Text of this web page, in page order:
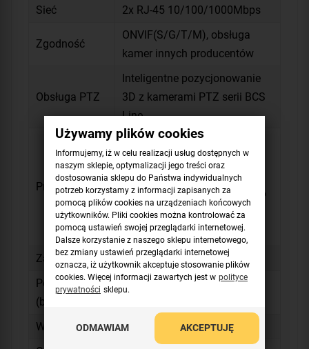
Sieć 2x RJ-45 10/100/1000Mbps
Zgodność
ONVIF(S/G/T/M), obsługa
kamer innych producentów
Obsługa PTZ
Inteligentne pozycjonowanie
3D z kamerami PTZ serii BCS
Line
Protokoły
HTTP, HTTPS, TCP/IP, IPv4,
IPv6, UDP, NTP, FTP, SFTP,
DHCP, DNS, SMTP, UPnP,
DDNS, SNMP, Alarm Server, IP
Search, Multicast, P2P, Auto
Registration, iSCSI
Zasilane
100~240V AC
Pobór mocy
(bez dysków)
max. 13W
Warunki pracy
-10°C~+55°C max 93% RH
Używamy plików cookies
Informujemy, iż w celu realizacji usług dostępnych w
naszym sklepie, optymalizacji jego treści oraz
dostosowania sklepu do Państwa indywidualnych
potrzeb korzystamy z informacji zapisanych za
pomocą plików cookies na urządzeniach końcowych
użytkowników. Pliki cookies można kontrolować za
pomocą ustawień swojej przeglądarki internetowej.
Dalsze korzystanie z naszego sklepu internetowego,
bez zmiany ustawień przeglądarki internetowej
oznacza, iż użytkownik akceptuje stosowanie plików
cookies. Więcej informacji zawartych jest w polityce
prywatności sklepu.
ODMAWIAM AKCEPTUJĘ